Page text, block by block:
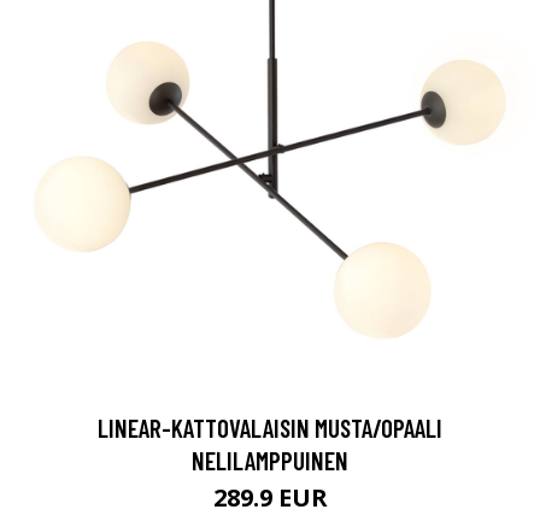
LINEAR-KATTOVALAISIN MUSTA/OPAALI
NELILAMPPUINEN
289.9 EUR